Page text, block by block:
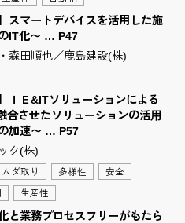
スマートデバイスを活用した施
IT化〜 … P47
森田順也／鹿島建設(株)
ＩＥ&ITソリューションによる
合させたソリューションの活⽤
加速〜 … P57
ク(株)
ムダ取り 多様性 安全
生産性
と業務プロセスフリーがもたら